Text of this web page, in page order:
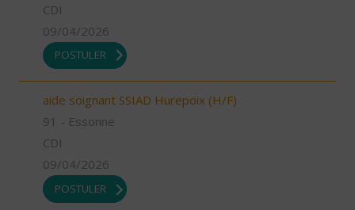
CDI
09/04/2026
POSTULER
aide soignant SSIAD Hurepoix (H/F)
91 - Essonne
CDI
09/04/2026
POSTULER